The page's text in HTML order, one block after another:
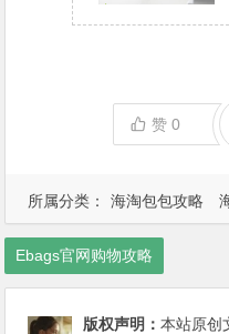
所属分类： 海淘包包攻略
赞0
Ebags官网购物攻略
版权声明：本站原创